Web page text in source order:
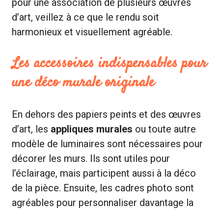
pour une association de plusieurs œuvres
d’art, veillez à ce que le rendu soit
harmonieux et visuellement agréable.
Les accessoires indispensables pour
une déco murale originale
En dehors des papiers peints et des œuvres
d’art, les appliques murales ou toute autre
modèle de luminaires sont nécessaires pour
décorer les murs. Ils sont utiles pour
l’éclairage, mais participent aussi à la déco
de la pièce. Ensuite, les cadres photo sont
agréables pour personnaliser davantage la